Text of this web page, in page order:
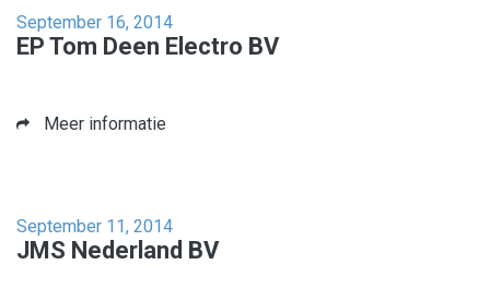
September 16, 2014
EP Tom Deen Electro BV
Meer informatie
September 11, 2014
JMS Nederland BV